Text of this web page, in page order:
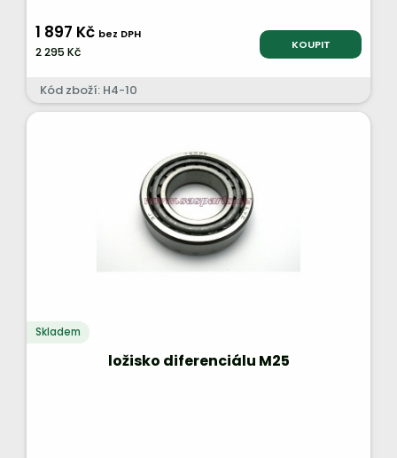
1 897 Kč bez DPH
2 295 Kč KOUPIT
Kód zboží: H4-10
Skladem
ložisko diferenciálu M25